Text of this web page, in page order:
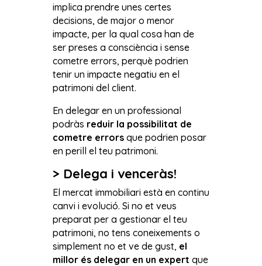
implica prendre unes certes
decisions, de major o menor
impacte, per la qual cosa han de
ser preses a consciència i sense
cometre errors, perquè podrien
tenir un impacte negatiu en el
patrimoni del client.
En delegar en un professional
podràs reduir la possibilitat de
cometre errorsque podrien posar
en perill el teu patrimoni.
> Delega i venceràs!
El mercat immobiliari està en continu
canvi i evolució. Si no et veus
preparat per a gestionar el teu
patrimoni, no tens coneixements o
simplement no et ve de gust, el
millor és delegar en un expert que